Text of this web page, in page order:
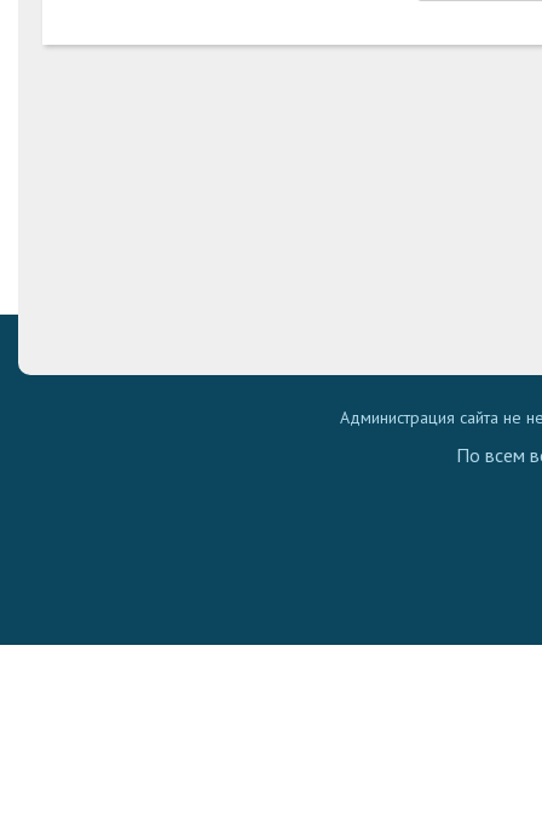
Администрация сайта не
По всем